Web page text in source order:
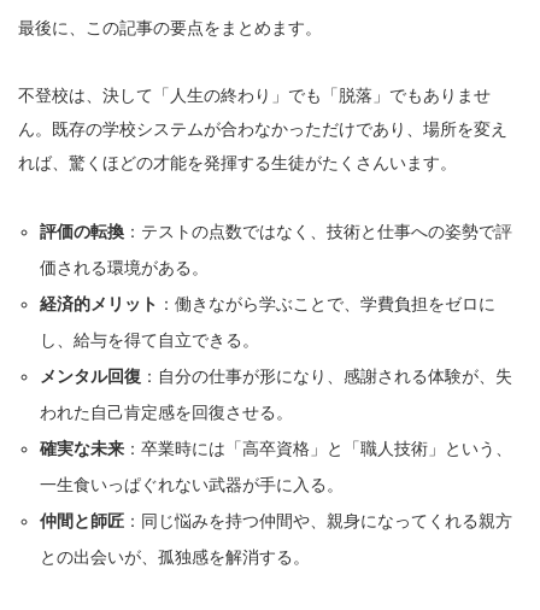
最後に、この記事の要点をまとめます。
不登校は、決して「人生の終わり」でも「脱落」でもありませ
ん。既存の学校システムが合わなかっただけであり、場所を変え
れば、驚くほどの才能を発揮する生徒がたくさんいます。
評価の転換 ：テストの点数ではなく、技術と仕事への姿勢で評
価される環境がある。
経済的メリット ：働きながら学ぶことで、学費負担をゼロに
し、給与を得て自立できる。
メンタル回復 ：自分の仕事が形になり、感謝される体験が、失
われた自己肯定感を回復させる。
確実な未来 ：卒業時には「高卒資格」と「職人技術」という、
一生食いっぱぐれない武器が手に入る。
仲間と師匠 ：同じ悩みを持つ仲間や、親身になってくれる親方
との出会いが、孤独感を解消する。